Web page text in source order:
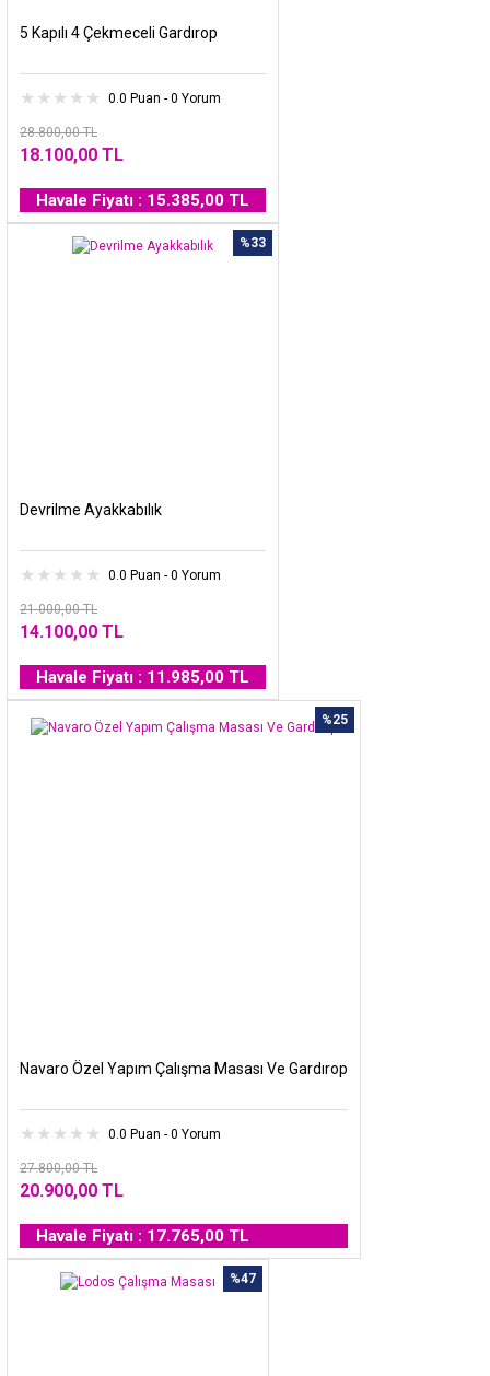
5 Kapılı 4 Çekmeceli Gardırop
0.0 Puan - 0 Yorum
28.800,00 TL
18.100,00 TL
Havale Fiyatı : 15.385,00 TL
%33
Devrilme Ayakkabılık
0.0 Puan - 0 Yorum
21.000,00 TL
14.100,00 TL
Havale Fiyatı : 11.985,00 TL
%25
Navaro Özel Yapım Çalışma Masası Ve Gardırop
0.0 Puan - 0 Yorum
27.800,00 TL
20.900,00 TL
Havale Fiyatı : 17.765,00 TL
%47